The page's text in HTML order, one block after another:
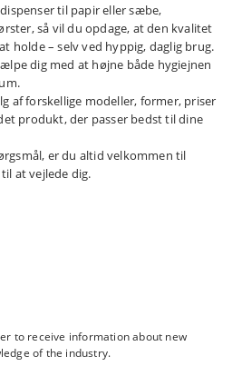
til papir eller sæbe,
så vil du opdage, at den kvalitet
holde – selv ved hyppig, daglig brug.
dig med at højne både hygiejnen
af forskellige modeller, former, priser
produkt, der passer bedst til dine
er du altid velkommen til
at vejlede dig.
to receive information about new
of the industry.